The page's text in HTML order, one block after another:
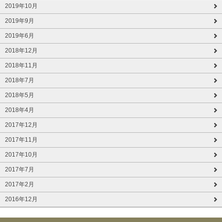
2019年10月
2019年9月
2019年6月
2018年12月
2018年11月
2018年7月
2018年5月
2018年4月
2017年12月
2017年11月
2017年10月
2017年7月
2017年2月
2016年12月